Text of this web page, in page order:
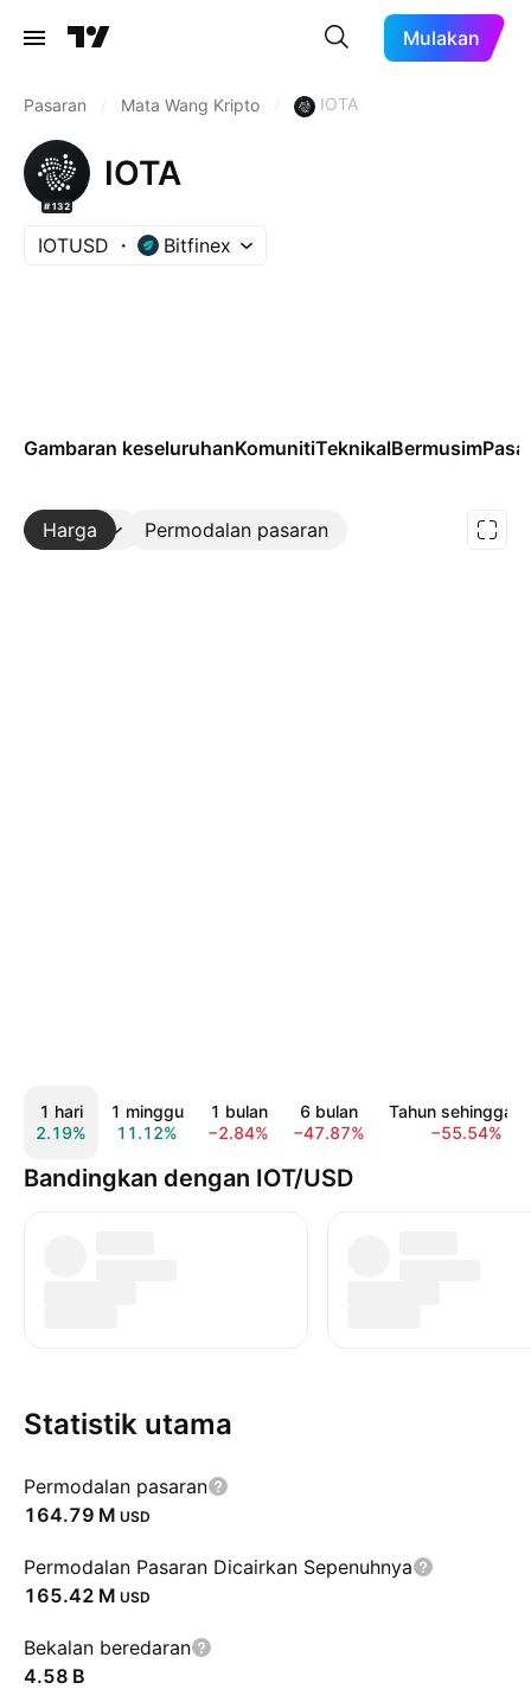
Mulakan
Pasaran Mata Wang Kripto IOTA
#132
IOTA
IOTUSD Bitfinex
Gambaran keseluruhanKomunitiTeknikalBermusim
Harga Permodalan pasaran
Lebih
1 hari
2.19%
1 minggu
11.12%
1 bulan
−2.84%
6 bulan
−47.87%
Tahun sehingga
−55.54%
Bandingkan dengan IOT/USD
Statistik utama
Permodalan pasaran
‪164.79 M‬ USD
Permodalan Pasaran Dicairkan Sepenuhnya
‪165.42 M‬ USD
Bekalan beredaran
‪4.58 B‬